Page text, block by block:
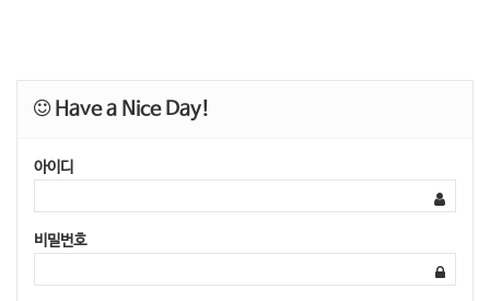
Have a Nice Day!
아이디
비밀번호